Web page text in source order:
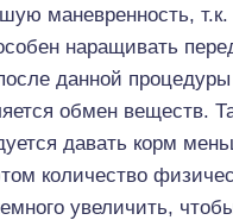
маневренность, т.к.
наращивать
данной
обмен веществ.
давать корм
количество
увеличить,